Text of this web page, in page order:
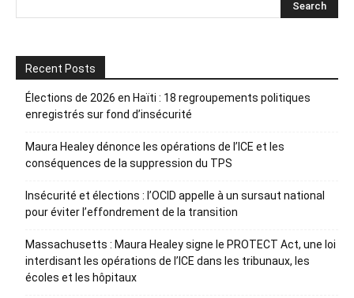
Recent Posts
Élections de 2026 en Haïti : 18 regroupements politiques
enregistrés sur fond d’insécurité
Maura Healey dénonce les opérations de l’ICE et les
conséquences de la suppression du TPS
Insécurité et élections : l’OCID appelle à un sursaut national
pour éviter l’effondrement de la transition
Massachusetts : Maura Healey signe le PROTECT Act, une loi
interdisant les opérations de l’ICE dans les tribunaux, les
écoles et les hôpitaux